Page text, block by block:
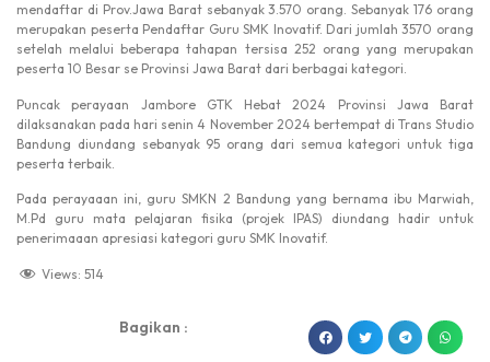
mendaftar di Prov.Jawa Barat sebanyak 3.570 orang. Sebanyak 176 orang
merupakan peserta Pendaftar Guru SMK Inovatif. Dari jumlah 3570 orang
setelah melalui beberapa tahapan tersisa 252 orang yang merupakan
peserta 10 Besar se Provinsi Jawa Barat dari berbagai kategori.
Puncak perayaan Jambore GTK Hebat 2024 Provinsi Jawa Barat
dilaksanakan pada hari senin 4 November 2024 bertempat di Trans Studio
Bandung diundang sebanyak 95 orang dari semua kategori untuk tiga
peserta terbaik.
Pada perayaaan ini, guru SMKN 2 Bandung yang bernama ibu Marwiah,
M.Pd guru mata pelajaran fisika (projek IPAS) diundang hadir untuk
penerimaaan apresiasi kategori guru SMK Inovatif.
Views: 514
Bagikan :